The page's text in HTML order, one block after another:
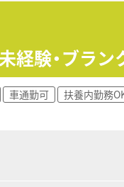
ベートが充実します
とんどありません。
っかり取得できます。
経験・ブラ
車通勤可 扶養内勤務